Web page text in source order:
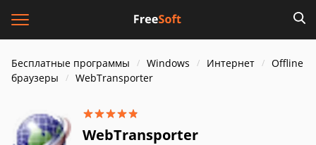
Бесплатные программы Windows Интернет
Offline
браузеры
WebTransporter
WebTransporter